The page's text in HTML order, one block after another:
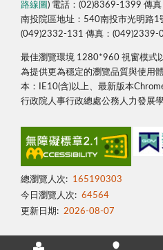
路線圖 ) 電話：(02)8369-1399 傳
南投院區地址：540南投市光明路1
(049)2332-131 傳真：(049)2339-
最佳瀏覽環境 1280*960 視窗模式
為提供更為穩定的瀏覽品質與使用
本：IE10(含)以上、最新版本
行政院人事行政總處公務人力發展
總瀏覽人次:
165190303
今日瀏覽人次: 64564
更新日期: 2026-08-07